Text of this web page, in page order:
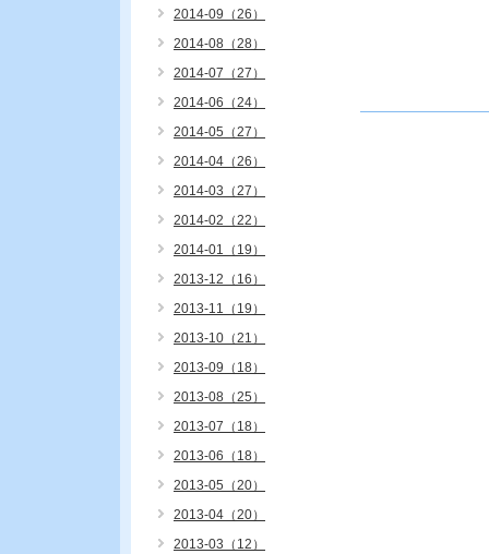
2014-09（26）
2014-08（28）
2014-07（27）
2014-06（24）
2014-05（27）
2014-04（26）
2014-03（27）
2014-02（22）
2014-01（19）
2013-12（16）
2013-11（19）
2013-10（21）
2013-09（18）
2013-08（25）
2013-07（18）
2013-06（18）
2013-05（20）
2013-04（20）
2013-03（12）